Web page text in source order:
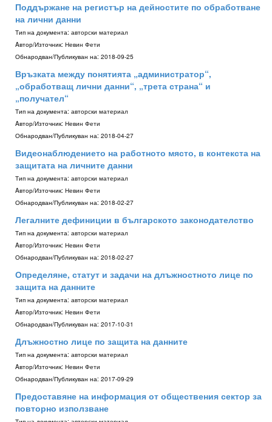
Поддържане на регистър на дейностите по обработване
на лични данни
Тип на документа: авторски материал
Aвтор/Източник: Невин Фети
Обнародван/Публикуван на: 2018-09-25
Връзката между понятията „администратор“,
„обработващ лични данни“, „трета страна“ и
„получател“
Тип на документа: авторски материал
Aвтор/Източник: Невин Фети
Обнародван/Публикуван на: 2018-04-27
Видеонаблюдението на работното място, в контекста на
защитата на личните данни
Тип на документа: авторски материал
Aвтор/Източник: Невин Фети
Обнародван/Публикуван на: 2018-02-27
Легалните дефиниции в българското законодателство
Тип на документа: авторски материал
Aвтор/Източник: Невин Фети
Обнародван/Публикуван на: 2018-02-27
Определяне, статут и задачи на длъжностното лице по
защита на данните
Тип на документа: авторски материал
Aвтор/Източник: Невин Фети
Обнародван/Публикуван на: 2017-10-31
Длъжностно лице по защита на данните
Тип на документа: авторски материал
Aвтор/Източник: Невин Фети
Обнародван/Публикуван на: 2017-09-29
Предоставяне на информация от обществения сектор за
повторно използване